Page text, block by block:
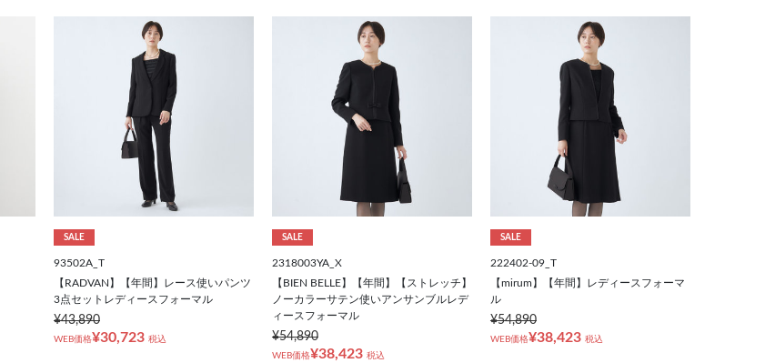
SALE
93502A_T
【RADVAN】【年間】レース使いパンツ
3点セットレディースフォーマル
¥43,890
WEB価格¥30,723 税込
SALE
2318003YA_X
【BIEN BELLE】【年間】【ストレッチ】
ノーカラーサテン使いアンサンブルレデ
ィースフォーマル
¥54,890
WEB価格¥38,423 税込
SALE
222402-09_T
【mirum】【年間】レディースフォーマ
ル
¥54,890
WEB価格¥38,423 税込